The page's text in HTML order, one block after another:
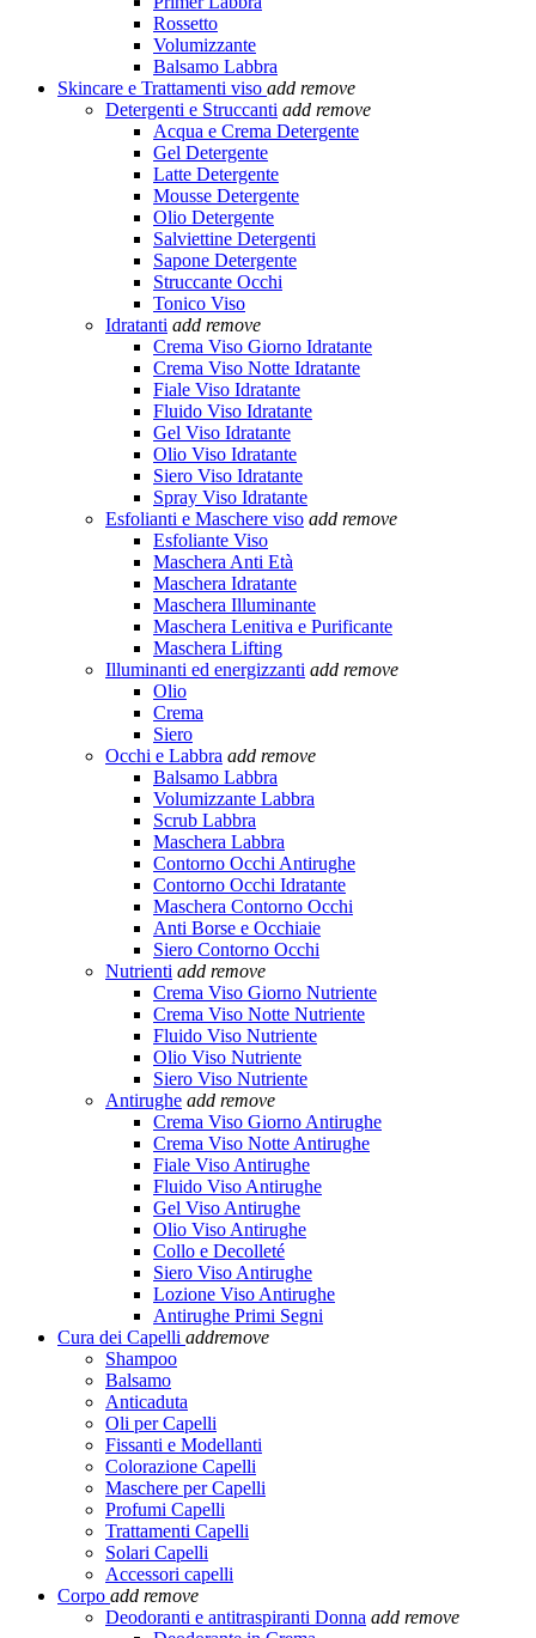
Rossetto
Volumizzante
Balsamo Labbra
Skincare e Trattamenti viso add remove
Detergenti e Struccanti add remove
Acqua e Crema Detergente
Gel Detergente
Latte Detergente
Mousse Detergente
Olio Detergente
Salviettine Detergenti
Sapone Detergente
Struccante Occhi
Tonico Viso
Idratanti add remove
Crema Viso Giorno Idratante
Crema Viso Notte Idratante
Fiale Viso Idratante
Fluido Viso Idratante
Gel Viso Idratante
Olio Viso Idratante
Siero Viso Idratante
Spray Viso Idratante
Esfolianti e Maschere viso add remove
Esfoliante Viso
Maschera Anti Età
Maschera Idratante
Maschera Illuminante
Maschera Lenitiva e Purificante
Maschera Lifting
Illuminanti ed energizzanti add remove
Olio
Crema
Siero
Occhi e Labbra add remove
Balsamo Labbra
Volumizzante Labbra
Scrub Labbra
Maschera Labbra
Contorno Occhi Antirughe
Contorno Occhi Idratante
Maschera Contorno Occhi
Anti Borse e Occhiaie
Siero Contorno Occhi
Nutrienti add remove
Crema Viso Giorno Nutriente
Crema Viso Notte Nutriente
Fluido Viso Nutriente
Olio Viso Nutriente
Siero Viso Nutriente
Antirughe add remove
Crema Viso Giorno Antirughe
Crema Viso Notte Antirughe
Fiale Viso Antirughe
Fluido Viso Antirughe
Gel Viso Antirughe
Olio Viso Antirughe
Collo e Decolleté
Siero Viso Antirughe
Lozione Viso Antirughe
Antirughe Primi Segni
Cura dei Capelli addremove
Shampoo
Balsamo
Anticaduta
Oli per Capelli
Fissanti e Modellanti
Colorazione Capelli
Maschere per Capelli
Profumi Capelli
Trattamenti Capelli
Solari Capelli
Accessori capelli
Corpo add remove
Deodoranti e antitraspiranti Donna add remove